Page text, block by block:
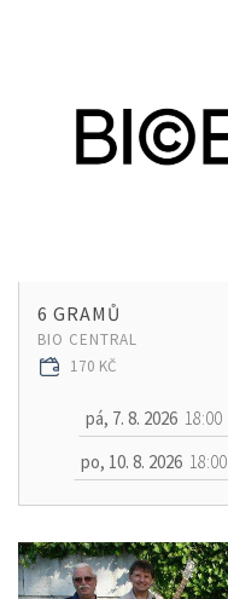
6 GRAMŮ
BIO CENTRAL
170 KČ
pá, 7. 8. 2026 18:00
po, 10. 8. 2026 18:00